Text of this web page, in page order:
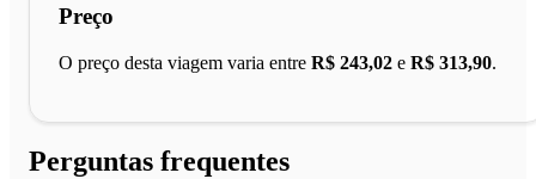
Preço
O preço desta viagem varia entre R$ 243,02 e R$ 313,90.
Perguntas frequentes